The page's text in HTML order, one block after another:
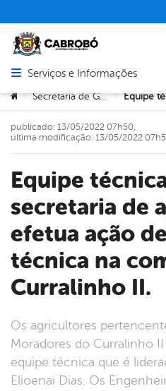
Abrir menu principal de
Serviços e Informações
Você está aqui:
> Secretaria de Governo >
Equipe técnica da
secretaria de
efetua ação
técnica na
Curralinho II.
Os agricultores pertencentes a Associação dos
Moradores do Curralinho
equipe técnica que é
Elioenai Dias. Os
publicado: 13/05/2022 07h50,
última modificação: 13/05/2022